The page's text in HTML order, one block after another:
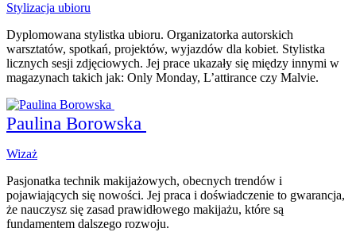
Stylizacja ubioru
Dyplomowana stylistka ubioru. Organizatorka autorskich
warsztatów, spotkań, projektów, wyjazdów dla kobiet. Stylistka
licznych sesji zdjęciowych. Jej prace ukazały się między innymi w
magazynach takich jak: Only Monday, L’attirance czy Malvie.
Paulina Borowska
Wizaż
Pasjonatka technik makijażowych, obecnych trendów i
pojawiających się nowości. Jej praca i doświadczenie to gwarancja,
że nauczysz się zasad prawidłowego makijażu, które są
fundamentem dalszego rozwoju.